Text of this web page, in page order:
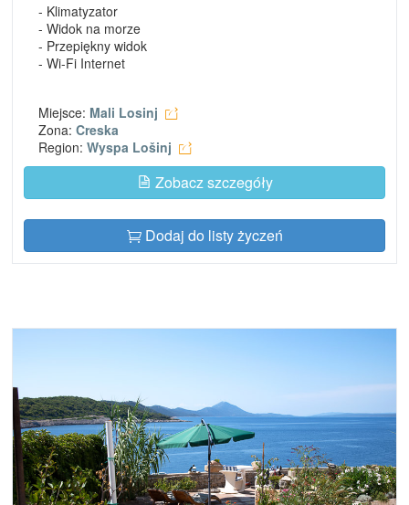
- Klimatyzator
- Widok na morze
- Przepiękny widok
- Wi-Fi Internet
Miejsce: Mali Losinj
Zona: Creska
Region: Wyspa Lošinj
Zobacz szczegóły
Dodaj do listy życzeń